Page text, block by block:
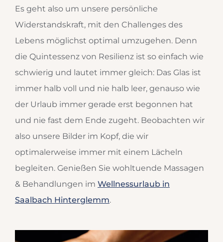
Es geht also um unsere persönliche
Widerstandskraft, mit den Challenges des
Lebens möglichst optimal umzugehen. Denn
die Quintessenz von Resilienz ist so einfach wie
schwierig und lautet immer gleich: Das Glas ist
immer halb voll und nie halb leer, genauso wie
der Urlaub immer gerade erst begonnen hat
und nie fast dem Ende zugeht. Beobachten wir
also unsere Bilder im Kopf, die wir
optimalerweise immer mit einem Lächeln
begleiten. Genießen Sie wohltuende Massagen
& Behandlungen im Wellnessurlaub in
Saalbach Hinterglemm.